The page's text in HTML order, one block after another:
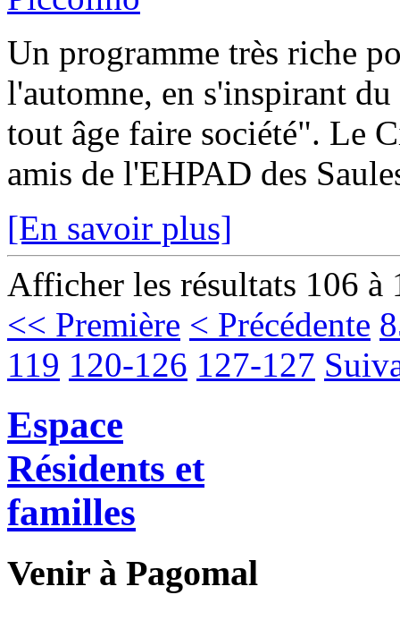
Un programme très riche
l'automne, en s'inspirant
tout âge faire société". Le
amis de l'EHPAD des
[En savoir plus]
Afficher les résultats 106 à
<< Première < Précédente
119 120-126 127-127
Espace
Résidents et
familles
Venir à Pagomal